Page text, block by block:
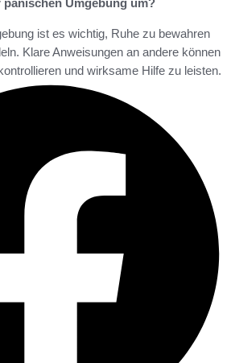
Umgebung um?
ist es wichtig, Ruhe zu bewahren
Klare Anweisungen an andere können
und wirksame Hilfe zu leisten.